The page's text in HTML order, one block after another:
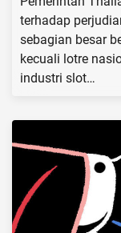
terhadap
sebagian besar
kecuali lotre
industri slot…